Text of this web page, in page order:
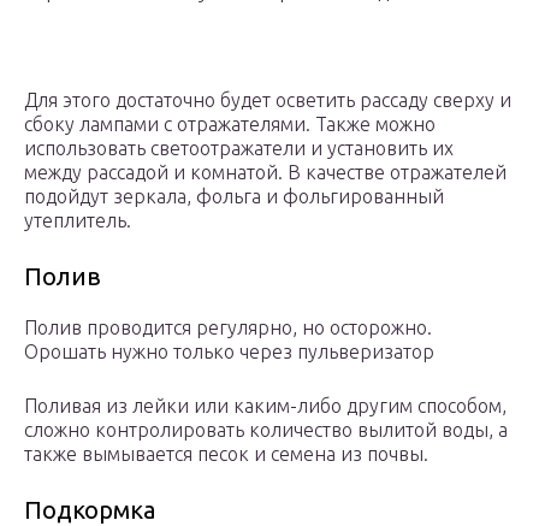
Для этого достаточно будет осветить рассаду сверху и
сбоку лампами с отражателями. Также можно
использовать светоотражатели и установить их
между рассадой и комнатой. В качестве отражателей
подойдут зеркала, фольга и фольгированный
утеплитель.
Полив
Полив проводится регулярно, но осторожно.
Орошать нужно только через пульверизатор
Поливая из лейки или каким-либо другим способом,
сложно контролировать количество вылитой воды, а
также вымывается песок и семена из почвы.
Подкормка